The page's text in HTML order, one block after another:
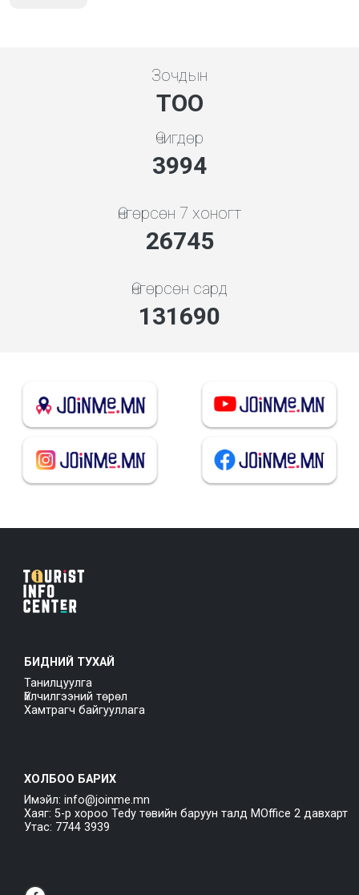
Зочдын
ТОО
Өчигдөр
4279
Өнгөрсөн 7 хоногт
28655
Өнгөрсөн сард
141096
БИДНИЙ ТУХАЙ
Танилцуулга
Үйлчилгээний төрөл
Хамтрагч байгууллага
ХОЛБОО БАРИХ
Имэйл: info@joinme.mn
Хаяг: 5-р хороо Tedy төвийн баруун талд MOffice 2 давхарт
Утас: 7744 3939